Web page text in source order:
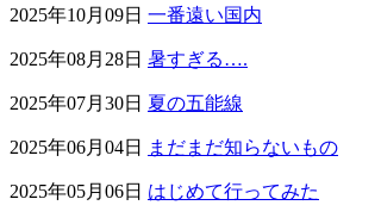
2025年10月09日 一番遠い国内
2025年08月28日 暑すぎる….
2025年07月30日 夏の五能線
2025年06月04日 まだまだ知らないもの
2025年05月06日 はじめて行ってみた